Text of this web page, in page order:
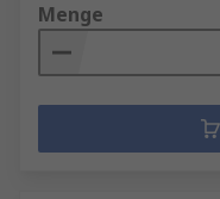
Menge